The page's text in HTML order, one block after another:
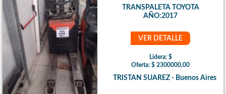
TRANSPALETA TOYOTA
AÑO:2017
VER DETALLE
Lidera: $
Oferta: $ 2300000,00
TRISTAN SUAREZ - Buenos Aires